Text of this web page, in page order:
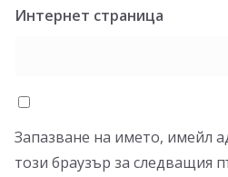
Интернет страница
Запазване на името, имейл
този браузър за следващия